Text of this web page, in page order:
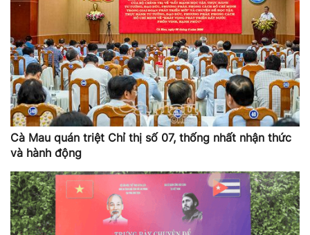
Cà Mau quán triệt Chỉ thị số 07, thống nhất nhận thức
và hành động